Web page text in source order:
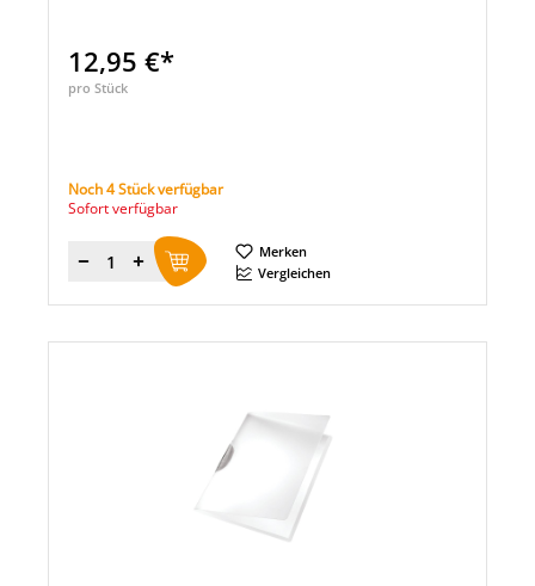
12,95 €*
pro Stück
Noch 4 Stück verfügbar
Sofort verfügbar
Menge
Merken
Vergleichen